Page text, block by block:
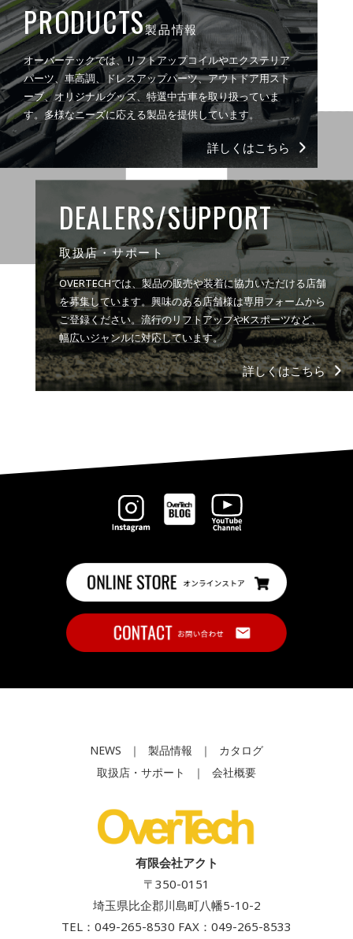
PRODUCTS製品情報
オーバーテックでは、リフトアップコイルやエクステリア
パーツ、車高調、ドレスアップパーツ、アウトドア用スト
ーブ、オリジナルグッズ、特選中古車を取り扱っていま
す。多様なニーズに応える製品を提供しています。
詳しくはこちら
DEALERS/SUPPORT
取扱店・サポート
OVERTECHでは、製品の販売や装着に協力いただける店舗
を募集しています。興味のある店舗様は専用フォームから
ご登録ください。流行のリフトアップやKスポーツなど、
幅広いジャンルに対応しています。
詳しくはこちら
有限会社アクト
〒350-0151
埼玉県比企郡川島町八幡5-10-2
TEL： 049-265-8530 FAX：049-265-8533
NEWS ｜ 製品情報 ｜
カタログ
取扱店・サポート
｜ 会社概要